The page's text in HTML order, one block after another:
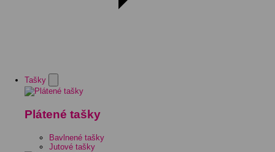
Tašky
Plátené tašky
Bavlnené tašky
Jutové tašky